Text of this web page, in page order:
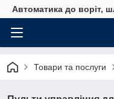
Автоматика до воріт,
Товари та послуги